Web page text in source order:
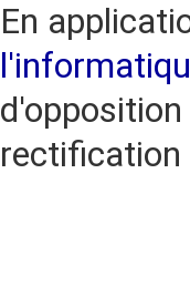
En
rectification